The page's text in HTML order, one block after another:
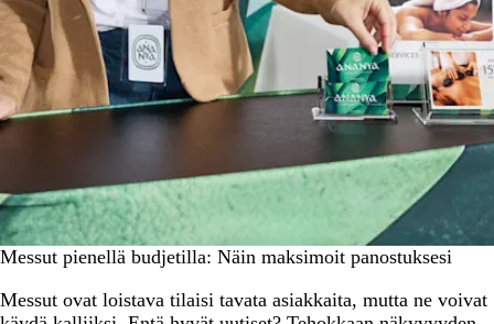
Messut pienellä budjetilla: Näin maksimoit panostuksesi
Messut ovat loistava tilaisi tavata asiakkaita, mutta ne voivat